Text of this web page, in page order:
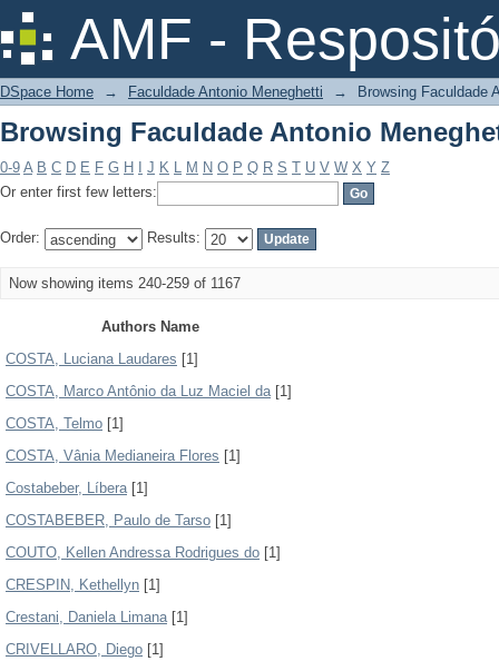
AMF -
Browsing Faculdade Antonio
DSpace Home → Faculdade Antonio Meneghetti → Browsing Faculdade
Browsing Faculdade Antonio
0-9 A B C D E F G H J K L M N O P Q R S T U V W X Y Z
Or enter first few letters:
Order: Results:
Now showing items 240-259 of 1167
Authors Name
COSTA, Luciana Laudares [1]
COSTA, Marco Antônio da Luz Maciel da[1]
COSTA, Telmo [1]
COSTA, Vânia Medianeira Flores [1]
Costabeber, Líbera[1]
COSTABEBER, Paulo de Tarso [1]
COUTO, Kellen Andressa Rodrigues do [1]
CRESPIN, Kethellyn [1]
Crestani, Daniela Limana[1]
CRIVELLARO, Diego [1]